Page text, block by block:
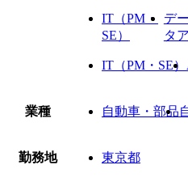
IT（PM・
SE）
デ
タ
IT（PM・SE）
業種 自動車・部品
勤務地 東京都